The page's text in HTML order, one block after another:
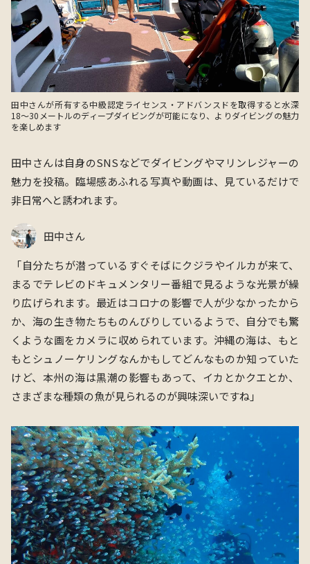
田中さんが所有する中級認定ライセンス・アドバンスドを取得すると水深
18〜30メートルのディープダイビングが可能になり、よりダイビングの魅力
を楽しめます
田中さんは自身のSNSなどでダイビングやマリンレジャーの
魅力を投稿。臨場感あふれる写真や動画は、見ているだけで
非日常へと誘われます。
田中さん
「自分たちが潜っているすぐそばにクジラやイルカが来て、
まるでテレビのドキュメンタリー番組で見るような光景が繰
り広げられます。最近はコロナの影響で人が少なかったから
か、海の生き物たちものんびりしているようで、自分でも驚
くような画をカメラに収められています。沖縄の海は、もと
もとシュノーケリングなんかもしてどんなものか知っていた
けど、本州の海は黒潮の影響もあって、イカとかクエとか、
さまざまな種類の魚が見られるのが興味深いですね」